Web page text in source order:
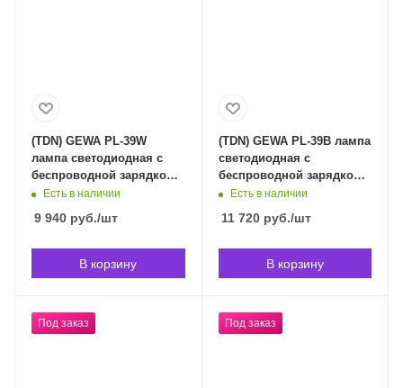
(TDN) GEWA PL-39W
лампа светодиодная с
беспроводной зарядкой
для мобильных
Владивостоке (срок
Есть в наличии
9 940 руб./шт
В корзину
(TDN) GEWA PL-39B лампа
светодиодная с
беспроводной зарядкой
для мобильных
Владивостоке (срок
Есть в наличии
11 720руб./шт
В корзину
Под заказ Под заказ